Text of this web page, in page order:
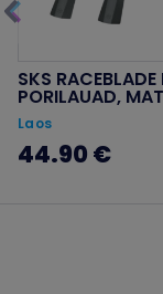
SKS RACEBLADE
PORILAUAD,
Laos
44.90 €